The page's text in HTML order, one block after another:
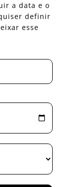
a data e o
definir
esse